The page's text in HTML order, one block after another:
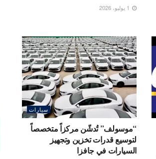
سيارات
“موسولف” تُدشّن مركزاً متخصصاً
لتوسيع قدرات تخزين وتجهيز
السيارات في جافزا